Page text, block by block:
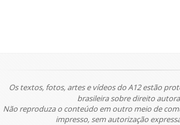
Os textos, fotos, artes e vídeos do A12 estão
brasileira sobre direito
Não reproduza o conteúdo em outro meio de
impresso, sem autorização